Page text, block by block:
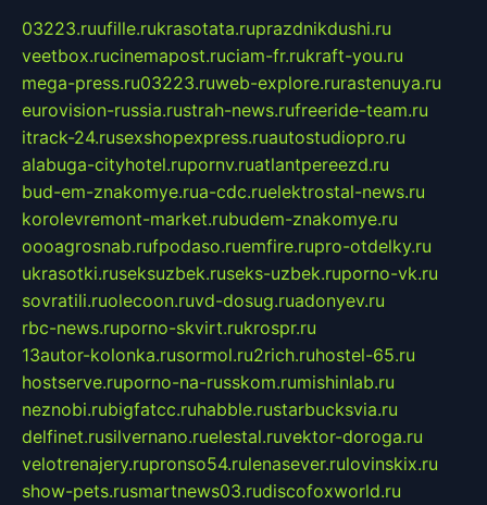
03223.ruufille.rukrasotata.ruprazdnikdushi.ru
veetbox.rucinemapost.ruciam-fr.rukraft-you.ru
mega-press.ru03223.ruweb-explore.rurastenuya.ru
eurovision-russia.rustrah-news.rufreeride-team.ru
itrack-24.rusexshopexpress.ruautostudiopro.ru
alabuga-cityhotel.rupornv.ruatlantpereezd.ru
bud-em-znakomye.rua-cdc.ruelektrostal-news.ru
korolevremont-market.rubudem-znakomye.ru
oooagrosnab.rufpodaso.ruemfire.rupro-otdelky.ru
ukrasotki.ruseksuzbek.ruseks-uzbek.ruporno-vk.ru
sovratili.ruolecoon.ruvd-dosug.ruadonyev.ru
rbc-news.ruporno-skvirt.rukrospr.ru
13autor-kolonka.rusormol.ru2rich.ruhostel-65.ru
hostserve.ruporno-na-russkom.rumishinlab.ru
neznobi.rubigfatcc.ruhabble.rustarbucksvia.ru
delfinet.rusilvernano.ruelestal.ruvektor-doroga.ru
velotrenajery.rupronso54.rulenasever.rulovinskix.ru
show-pets.rusmartnews03.rudiscofoxworld.ru